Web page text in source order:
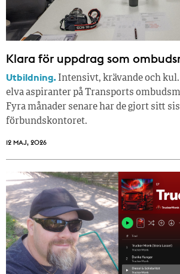
Klara för uppdrag som
Utbildning. Intensivt, krävande och
elva aspiranter på Transports
Fyra månader senare har de gjort sitt
förbundskontoret.
12 MAJ, 2026